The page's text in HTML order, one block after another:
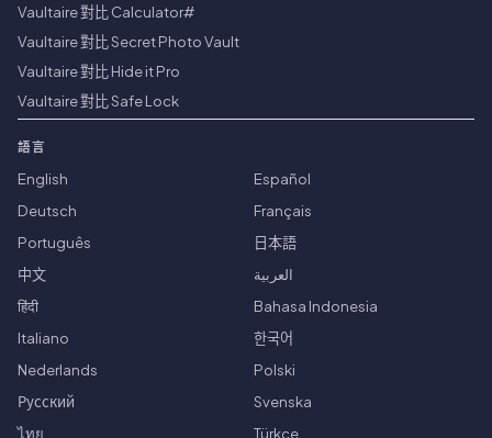
Vaultaire 對比 Calculator#
Vaultaire 對比 Secret Photo Vault
Vaultaire 對比 Hide it Pro
Vaultaire 對比 Safe Lock
語言
English
Español
Deutsch
Français
Português
日本語
中文
العربية
हिंदी
Bahasa Indonesia
Italiano
한국어
Nederlands
Polski
Русский
Svenska
ไทย
Türkçe